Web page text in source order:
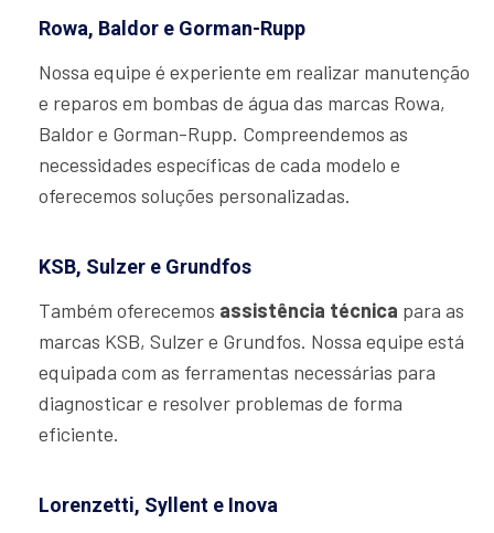
Rowa, Baldor e Gorman-Rupp
Nossa equipe é experiente em realizar manutenção
e reparos em bombas de água das marcas Rowa,
Baldor e Gorman-Rupp. Compreendemos as
necessidades específicas de cada modelo e
oferecemos soluções personalizadas.
KSB, Sulzer e Grundfos
Também oferecemos assistência técnica para as
marcas KSB, Sulzer e Grundfos. Nossa equipe está
equipada com as ferramentas necessárias para
diagnosticar e resolver problemas de forma
eficiente.
Lorenzetti, Syllent e Inova